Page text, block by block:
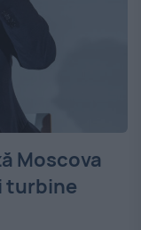
Moscova
turbine